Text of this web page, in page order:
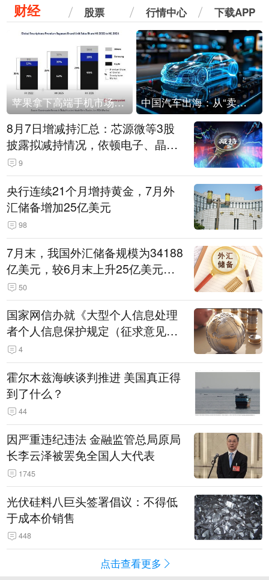
财经 股票 行情中心 下载APP
苹果拿下高端手机市场65%的份额：iPhone 17系列功不可没 中国汽车出海：从“卖出去”到“走进去”
8月7日增减持汇总：芯源微等3股
披露拟减持情况，依顿电子、晶华
微拟增持（表）
9
央行连续21个月增持黄金，7月外
汇储备增加25亿美元
98
7月末，我国外汇储备规模为34188
亿美元，较6月末上升25亿美元，
升幅为0.07%
50
国家网信办就《大型个人信息处理
者个人信息保护规定（征求意见
稿）》公开征求意见
4
霍尔木兹海峡谈判推进 美国真正得
到了什么？
44
因严重违纪违法 金融监管总局原局
长李云泽被罢免全国人大代表
1745
光伏硅料八巨头签署倡议：不得低
于成本价销售
448
点击查看更多